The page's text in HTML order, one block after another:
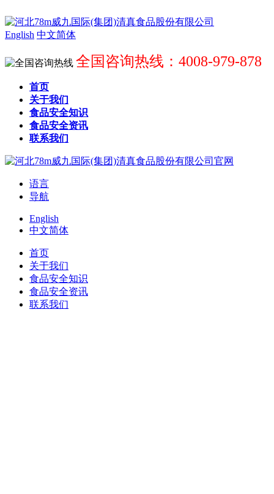
English 中文简体
全国咨询热线：4008-979-878
首页
关于我们
食品安全知识
食品安全资讯
联系我们
语言
导航
English
中文简体
首页
关于我们
食品安全知识
食品安全资讯
联系我们